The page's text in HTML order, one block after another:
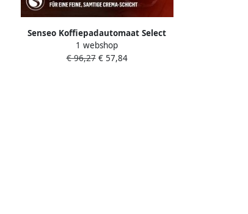
Senseo Koffiepadautomaat Select
CSA230 69 met drie koffie-instellingen
van 21% gerecycled plastic
1 webshop
€ 96,27€ 57,84